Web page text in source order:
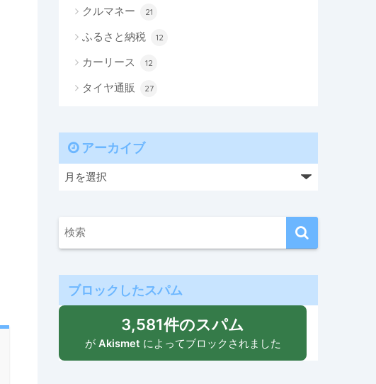
クルマネー 21
ふるさと納税 12
カーリース 12
タイヤ通販 27
アーカイブ
ブロックしたスパム
3,581件のスパム
が Akismet によってブロックされました